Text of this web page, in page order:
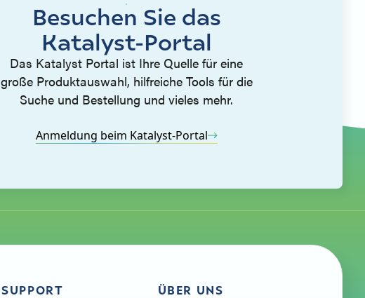
Besuchen Sie das
Katalyst-Portal
Das Katalyst Portal ist Ihre Quelle für eine
große Produktauswahl, hilfreiche Tools für die
Suche und Bestellung und vieles mehr.
Anmeldung beim Katalyst-Portal
SUPPORT ÜBER UNS